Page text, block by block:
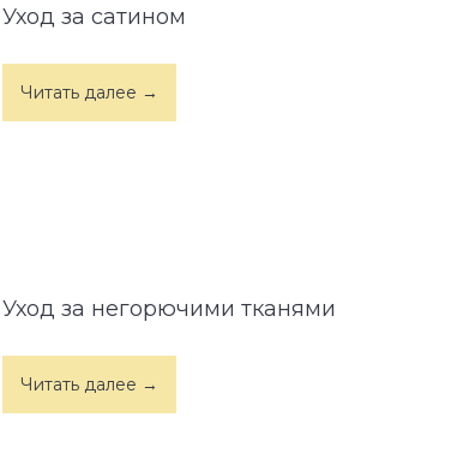
Уход за сатином
Читать далее →
Уход за негорючими тканями
Читать далее →